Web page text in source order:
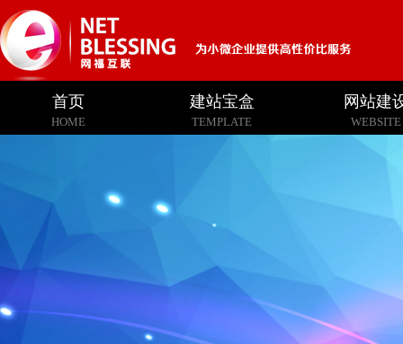
首页
HOME
建站宝盒
TEMPLATE
网站建
WEBSITE